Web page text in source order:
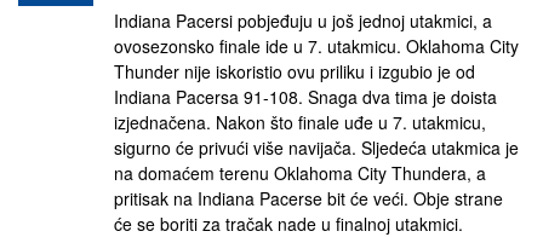
Indiana Pacersi pobjeđuju u još jednoj utakmici, a
ovosezonsko finale ide u 7. utakmicu. Oklahoma City
Thunder nije iskoristio ovu priliku i izgubio je od
Indiana Pacersa 91-108. Snaga dva tima je doista
izjednačena. Nakon što finale uđe u 7. utakmicu,
sigurno će privući više navijača. Sljedeća utakmica je
na domaćem terenu Oklahoma City Thundera, a
pritisak na Indiana Pacerse bit će veći. Obje strane
će se boriti za tračak nade u finalnoj utakmici.